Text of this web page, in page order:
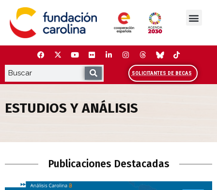
contenido
SOLICITANTES DE BECAS
ESTUDIOS Y ANÁLISIS
Publicaciones Destacadas